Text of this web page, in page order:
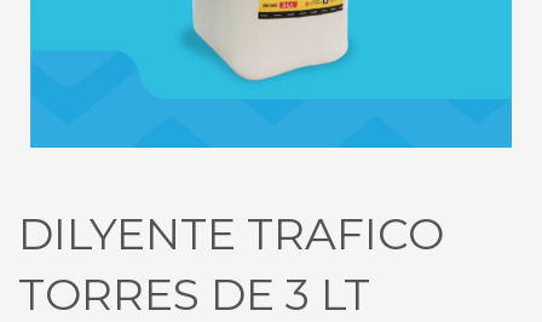
DILYENTE TRAFICO
TORRES DE 3 LT